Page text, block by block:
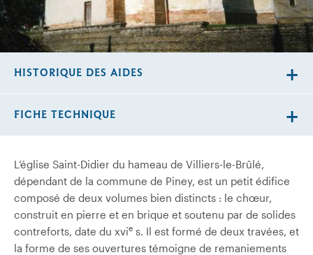
L’église Saint-Didier du hameau de Villiers-le-Brûlé,
dépendant de la commune de Piney, est un petit édifice
composé de deux volumes bien distincts : le chœur,
construit en pierre et en brique et soutenu par de solides
contreforts, date du xvie s. Il est formé de deux travées, et
la forme de ses ouvertures témoigne de remaniements
HISTORIQUE DES AIDES
FICHE TECHNIQUE